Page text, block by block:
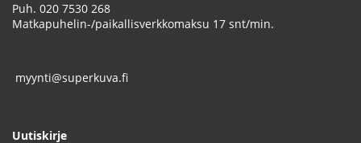
Puh. 020 7530 268
Matkapuhelin-/paikallisverkkomaksu 17 snt/min.
myynti@superkuva.fi
Uutiskirje